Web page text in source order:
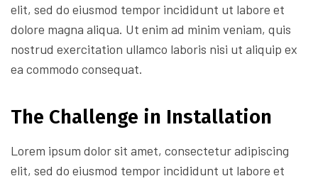
elit, sed do eiusmod tempor incididunt ut labore et
dolore magna aliqua. Ut enim ad minim veniam, quis
nostrud exercitation ullamco laboris nisi ut aliquip ex
ea commodo consequat.
The Challenge in Installation
Lorem ipsum dolor sit amet, consectetur adipiscing
elit, sed do eiusmod tempor incididunt ut labore et